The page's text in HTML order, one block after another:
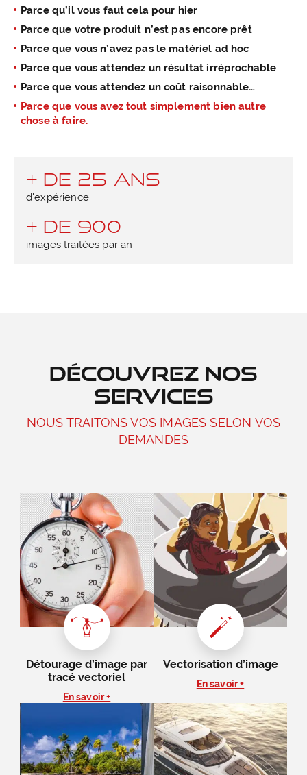
Parce qu’il vous faut cela pour hier
Parce que votre produit n’est pas encore prêt
Parce que vous n’avez pas le matériel ad hoc
Parce que vous attendez un résultat irréprochable
Parce que vous attendez un coût raisonnable…
Parce que vous avez tout simplement bien autre
chose à faire.
+ DE 25 ANS
d'expérience
+ DE 900
images traitées par an
Découvrez nos
services
NOUS TRAITONS VOS IMAGES SELON VOS
DEMANDES
Détourage d’image par
tracé vectoriel
En savoir +
Vectorisation d’image
En savoir +